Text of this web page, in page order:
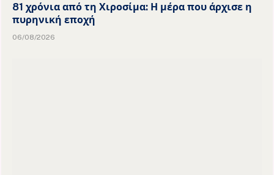
81 χρόνια από τη Χιροσίμα: Η μέρα που άρχισε η
πυρηνική εποχή
06/08/2026